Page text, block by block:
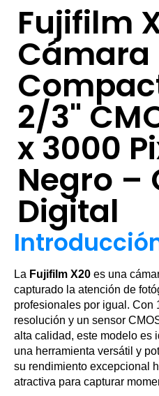
Fujifilm
Cámara
2/3"
x 3000
Negro –
Digital
La Fujifilm X20 es una
capturado la atención de
profesionales por igual. Con
resolución y un sensor
alta calidad, este modelo es
una herramienta versátil y
su rendimiento excepcional
atractiva para capturar